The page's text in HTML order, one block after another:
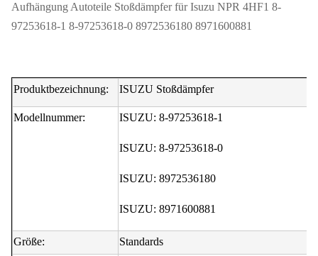
Aufhängung Autoteile Stoßdämpfer für Isuzu NPR 4HF1 8-
97253618-1 8-97253618-0 8972536180 8971600881
Produktbezeichnung: ISUZU Stoßdämpfer
Modellnummer: ISUZU: 8-97253618-1
ISUZU: 8-97253618-0
ISUZU: 8972536180
ISUZU: 8971600881
Größe:
Standards